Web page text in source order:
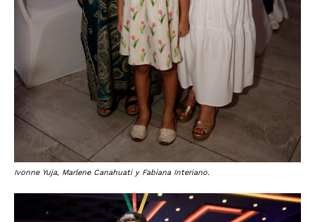
Ivonne Yuja, Marlene Canahuati y Fabiana Interiano.